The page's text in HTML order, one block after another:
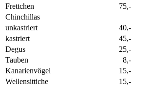
Frettchen
75,-
Chinchillas
unkastriert
40,-
kastriert
45,-
Degus
25,-
Tauben
8,-
Kanarienvögel
15,-
Wellensittiche
15,-